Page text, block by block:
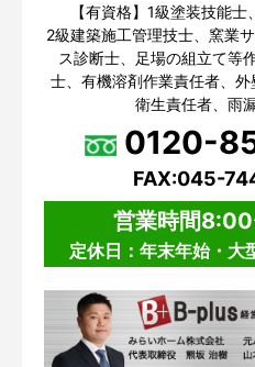
【有資格】1級塗装技能士
2級建築施工管理技士、窯業
ス診断士、足場の組立て等
士、有機溶剤作業責任者、外
衛生責任者、雨
0120-
FAX:045-
営業時間
定休日：年末年始・大